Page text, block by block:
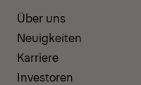
Über uns
Neuigkeiten
Karriere
Investoren